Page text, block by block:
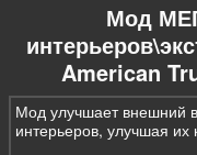
Мод
American
Мод улучшает внешний
интерьеров, улучшая их